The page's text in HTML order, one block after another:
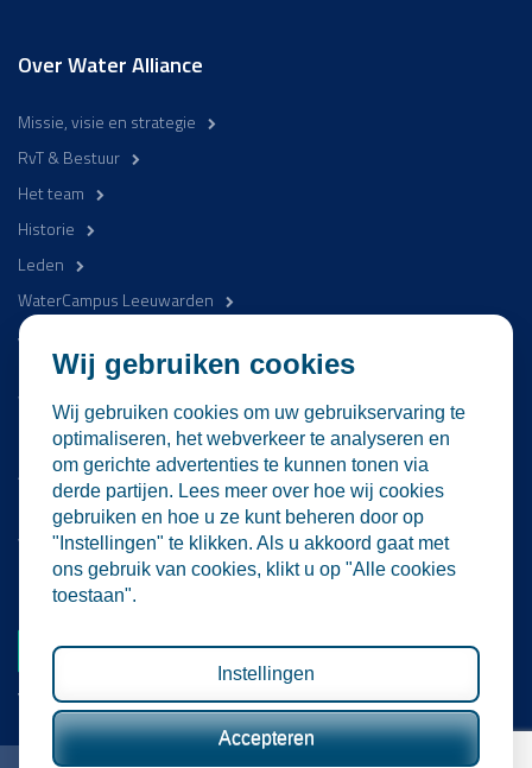
Over Water Alliance
Missie, visie en strategie
RvT & Bestuur
Het team
Historie
Leden
WaterCampus Leeuwarden
Word betrokken
WaterProof Magazine
Nieuws
Activiteiten
Contact
Vacatures
Lid worden
Word nu lid
Volg ons
Wij gebruiken cookies
Wij gebruiken cookies om uw gebruikservaring te
optimaliseren, het webverkeer te analyseren en
om gerichte advertenties te kunnen tonen via
derde partijen. Lees meer over hoe wij cookies
gebruiken en hoe u ze kunt beheren door op
"Instellingen" te klikken. Als u akkoord gaat met
ons gebruik van cookies, klikt u op "Alle cookies
toestaan".
Instellingen
Accepteren